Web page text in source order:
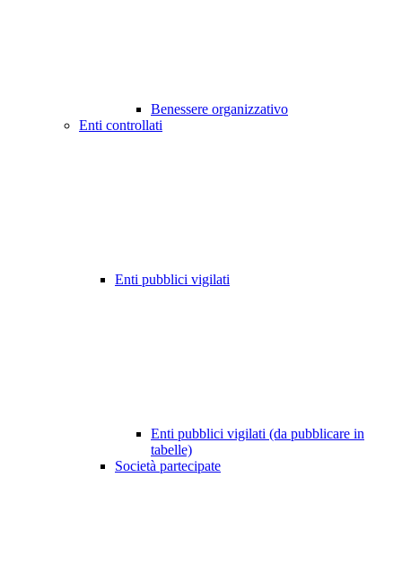
Benessere organizzativo
Enti controllati
Enti pubblici vigilati
Enti pubblici vigilati (da pubblicare in
tabelle)
Società partecipate